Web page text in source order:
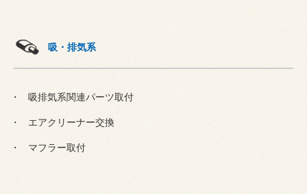
吸・排気系
吸排気系関連パーツ取付
エアクリーナー交換
マフラー取付